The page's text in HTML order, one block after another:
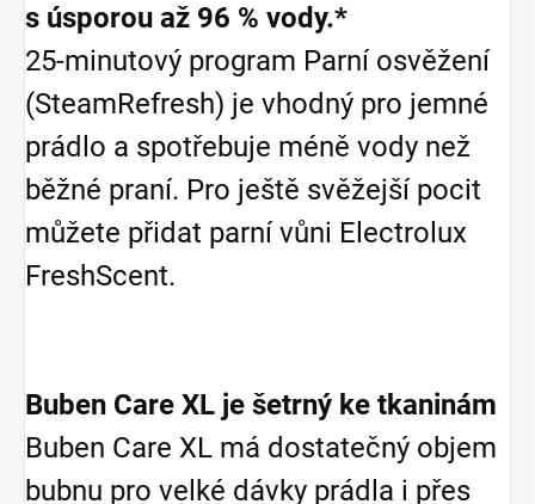
s úsporou až 96 % vody.*
25-minutový program Parní osvěžení
(SteamRefresh) je vhodný pro jemné
prádlo a spotřebuje méně vody než
běžné praní. Pro ještě svěžejší pocit
můžete přidat parní vůni Electrolux
FreshScent.
Buben Care XL je šetrný ke tkaninám
Buben Care XL má dostatečný objem
bubnu pro velké dávky prádla i přes